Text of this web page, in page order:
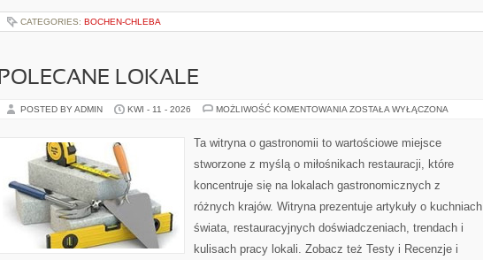
CATEGORIES: BOCHEN-CHLEBA
POLECANE LOKALE
POSTED BY ADMIN KWI - 11 - 2026 MOŻLIWOŚĆ KOMENTOWANIA POLECANE
ZOSTAŁA WYŁĄCZONA
Ta witryna o gastronomii to wartościowe miejsce
stworzone z myślą o miłośnikach restauracji, które
koncentruje się na lokalach gastronomicznych z
różnych krajów. Witryna prezentuje artykuły o kuchniach
świata, restauracyjnych doświadczeniach, trendach i
kulisach pracy lokali. Zobacz też Testy i Recenzje i